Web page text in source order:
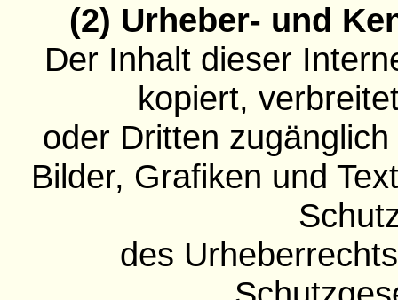
(2) Urheber- und
Der Inhalt dieser
kopiert,
oder Dritten
Bilder, Grafiken und
des